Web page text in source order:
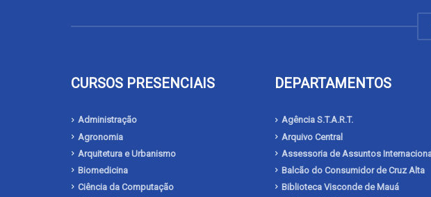
CURSOS PRESENCIAIS
Administração
Agronomia
Arquitetura e Urbanismo
Biomedicina
Ciência da Computação
DEPARTAMENTOS
Agência S.T.A.R.T.
Arquivo Central
Assessoria de Assuntos
Balcão do Consumidor de Cruz Alta
Biblioteca Visconde de Mauá